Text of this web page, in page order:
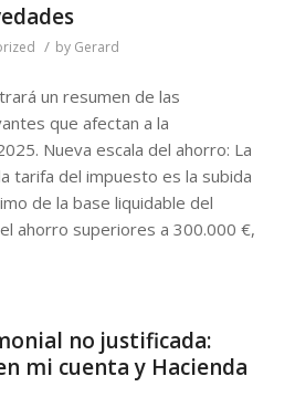
/ by Gerard
un resumen de las
que afectan a la
Nueva escala del ahorro: La
tarifa del impuesto es la subida
de la base liquidable del
ahorro superiores a 300.000 €,
no justificada:
mi cuenta y Hacienda